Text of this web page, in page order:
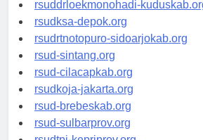
rsuddrloekmonohadi-kuduskab.org
rsudksa-depok.org
rsudrtnotopuro-sidoarjokab.org
rsud-sintang.org
rsud-cilacapkab.org
rsudkoja-jakarta.org
rsud-brebeskab.org
rsud-sulbarprov.org